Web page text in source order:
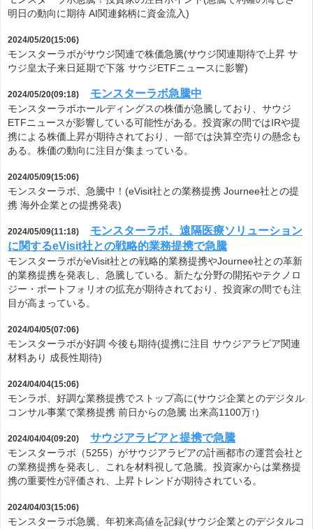
明日の動向に期待 AI関連銘柄に資金流入)
2024/05/20(15:06)
モンスターラボがサウジ関連で株価急騰(サウジ関連期待で上昇 サ
ウジ皇太子来日延期で下落 サウジETFニュースに影響)
2024/05/20(09:18) モンスターラボ急騰中
モンスターラボホールディングスの株価が急騰しており、サウジ
ETFニュースが影響している可能性がある。投資家の間ではIRや提
携による株価上昇が期待されており、一部では決算空売りの懸念も
ある。株価の動向に注目が集まっている。
2024/05/09(15:06)
モンスターラボ、急騰中！(eVisit社との業務提携 Journee社との提
携 海外企業との提携発表)
2024/05/09(11:18)
モンスターラボ、遠隔医療ソリューション
に関するeVisit社との戦略的業務提携で急騰
モンスターラボがeVisit社との戦略的業務提携やJournee社との革新
的業務提携を発表し、急騰している。新たな分野の開拓やテクノロ
ジー・ポートフォリオの拡充が期待されており、投資家の間でも注
目が高まっている。
2024/04/05(07:06)
モンスターラボが好調 今後も期待(提携に注目 サウジアラビア関連
材料あり 成長性期待)
2024/04/04(15:06)
モンラボ、好調な業務提携でストップ高に(サウジ企業とのデジタル
コンサル事業で業務提携 前日からの急騰 出来高1100万↑)
2024/04/04(09:20) サウジアラビアと提携で急騰
モンスターラボ（5255）がサウジアラビアの計画都市の運営会社と
の業務提携を発表し、これを材料視して急騰。投資家からは業務提
携の重要性が評価され、上昇トレンドが期待されている。
2024/04/03(15:06)
モンスターラボ急騰、年初来高値を記録(サウジ企業とのデジタルコ